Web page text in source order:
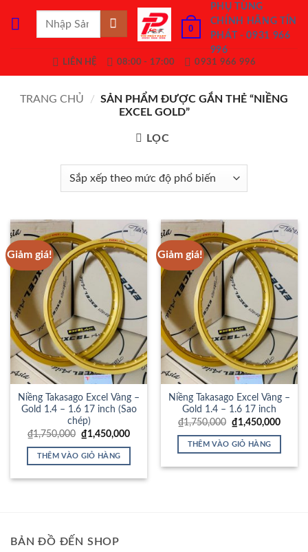
0
PHỤ TÙNG
CHÍNH HÃNG TÍN
PHÁT - 0931 966
996
LIÊN HỆ 08:00 - 17:00 0931 966 996
TRANG CHỦ / SẢN PHẨM ĐƯỢC GẮN THẺ “NIỀNG
EXCEL GOLD”
LỌC
Giảm giá!
Add to
Wishlist
Niềng Takasago Excel Vàng –
Gold 1.4 – 1.6 17 inch (Sao
chép)
₫1,750,000 Giá
gốc
là:
₫1,750,000.
₫1,450,000Giá
₫1,450,000.
THÊM VÀO GIỎ HÀNG
Giảm giá!
Add to
Wishlist
Niềng Takasago Excel Vàng –
Gold 1.4 – 1.6 17 inch
₫1,750,000 Giá
gốc
là:
₫1,750,000.
₫1,450,000Giá
THÊM VÀO GIỎ HÀNG
BẢN ĐỒ ĐẾN SHOP